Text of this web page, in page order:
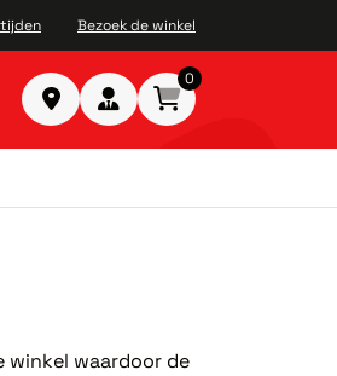
Bezoek de winkel
0
winkel waardoor de